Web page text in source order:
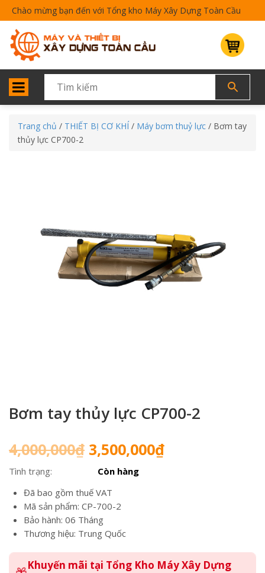
Chào mừng bạn đến với Tổng kho Máy Xây Dựng Toàn Cầu
Trang chủ / THIẾT BỊ CƠ KHÍ / Máy bơm thuỷ lực / Bơm tay
thủy lực CP700-2
Bơm tay thủy lực CP700-2
4,000,000₫ Giá
gốc
là:
4,000,000₫.
3,500,000₫Giá
Tình trạng:
Còn hàng
Đã bao gồm thuế VAT
Mã sản phẩm: CP-700-2
Bảo hành: 06 Tháng
Thương hiệu: Trung Quốc
Khuyến mãi tại Tổng Kho Máy Xây Dựng